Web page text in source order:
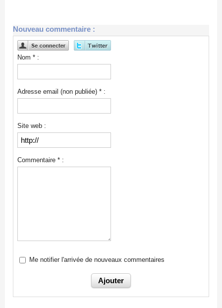
Nouveau commentaire :
Nom * :
Adresse email (non publiée) * :
Site web :
Commentaire * :
Me notifier l'arrivée de nouveaux commentaires